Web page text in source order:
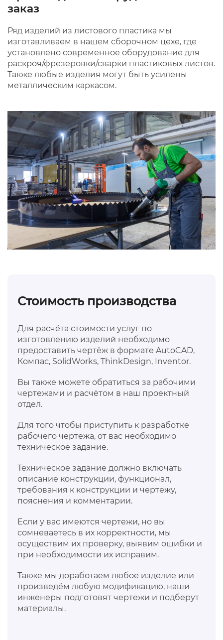
заказ
Ряд изделий из листового пластика мы
изготавливаем в нашем сборочном цехе, где
установлено современное оборудование для
раскроя/фрезеровки/сварки пластиковых листов.
Также любые изделия могут быть усилены
металлическим каркасом.
Стоимость производства
Для расчёта стоимости услуг по
изготовлению изделий необходимо
предоставить чертёж в формате AutoCAD,
Компас, SolidWorks, ThinkDesign, Inventor.
Вы также можете обратиться за рабочими
чертежами и расчётом в наш проектный
отдел.
Для того чтобы приступить к разработке
рабочего чертежа, от вас необходимо
техническое задание.
Техническое задание должно включать
описание конструкции, функционал,
требования к конструкции и чертежу,
пояснения и комментарии.
Если у вас имеются чертежи, но вы
сомневаетесь в их корректности, мы
осуществим их проверку, выявим ошибки и
при необходимости их исправим.
Также мы доработаем любое изделие или
произведём любую модификацию, наши
инженеры подготовят чертежи и подберут
материалы.